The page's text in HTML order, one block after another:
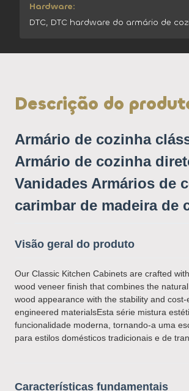
Hardware:
DTC, DTC hardware do armário de
Descrição do
Armário de cozinha
Armário de cozinha
Vanidades Armários de
carimbar de madeira de
Visão geral do produto
Our Classic Kitchen Cabinets are crafted
wood veneer finish that combines the
wood appearance with the stability and
engineered materialsEsta série mistura
funcionalidade moderna, tornando-a uma
para estilos domésticos tradicionais e de
Características fundamentais